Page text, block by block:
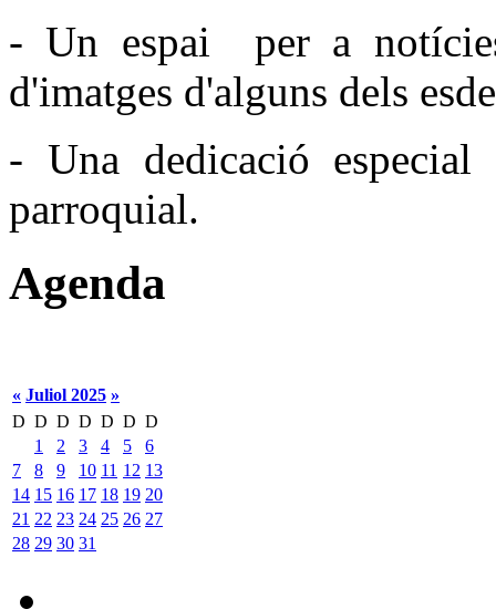
- Un espai per a
d'imatges d'alguns dels
- Una dedicació
parroquial.
Agenda
« Juliol 2025 »
D D D D D D D
1
2 3 4 5
6
7
8 9 10 11 12 13
14 15 16 17 18 19 20
21 22 23 24 25 26 27
28 29 30 31